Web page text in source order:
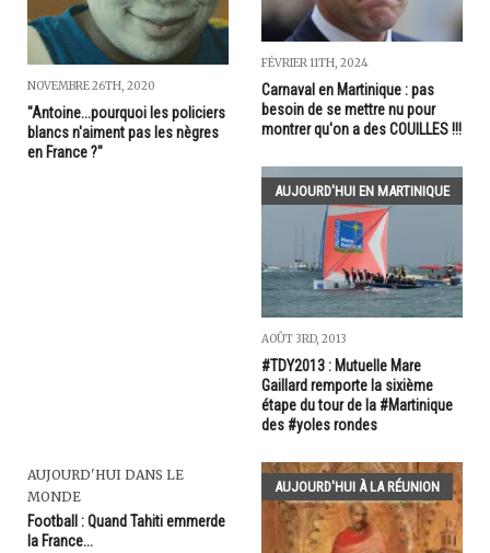
NOVEMBRE 26TH, 2020
"Antoine...pourquoi les policiers
blancs n'aiment pas les nègres
en France ?"
FÉVRIER 11TH, 2024
Carnaval en Martinique : pas
besoin de se mettre nu pour
montrer qu'on a des COUILLES !!!
AUJOURD'HUI EN MARTINIQUE
AOÛT 3RD, 2013
#TDY2013 : Mutuelle Mare
Gaillard remporte la sixième
étape du tour de la #Martinique
des #yoles rondes
AUJOURD'HUI DANS LE
MONDE
Football : Quand Tahiti emmerde
la France...
AUJOURD'HUI À LA RÉUNION